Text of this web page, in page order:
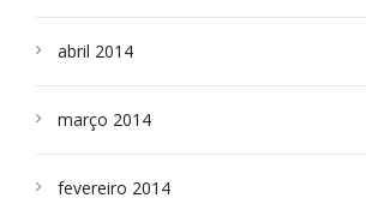
abril 2014
março 2014
fevereiro 2014